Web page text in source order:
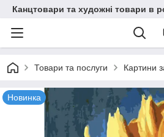
Канцтовари та художні товари в
Товари та послуги Картини
Новинка